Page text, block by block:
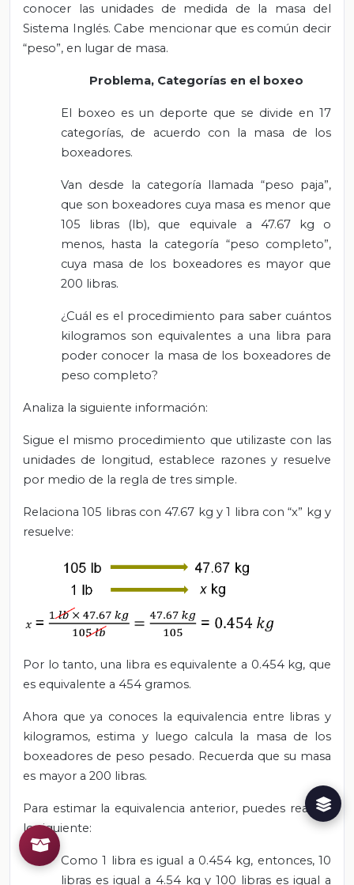
conocer las unidades de medida de la masa del
Sistema Inglés. Cabe mencionar que es común decir
“peso”, en lugar de masa.
Problema, Categorías en el boxeo
El boxeo es un deporte que se divide en 17
categorías, de acuerdo con la masa de los
boxeadores.
Van desde la categoría llamada “peso paja”,
que son boxeadores cuya masa es menor que
105 libras (lb), que equivale a 47.67 kg o
menos, hasta la categoría “peso completo”,
cuya masa de los boxeadores es mayor que
200 libras.
¿Cuál es el procedimiento para saber cuántos
kilogramos son equivalentes a una libra para
poder conocer la masa de los boxeadores de
peso completo?
Analiza la siguiente información:
Sigue el mismo procedimiento que utilizaste con las
unidades de longitud, establece razones y resuelve
por medio de la regla de tres simple.
Relaciona 105 libras con 47.67 kg y 1 libra con “x” kg y
resuelve:
Por lo tanto, una libra es equivalente a 0.454 kg, que
es equivalente a 454 gramos.
Ahora que ya conoces la equivalencia entre libras y
kilogramos, estima y luego calcula la masa de los
boxeadores de peso pesado. Recuerda que su masa
es mayor a 200 libras.
Para estimar la equivalencia anterior, puedes realizar
lo siguiente:
Como 1 libra es igual a 0.454 kg, entonces, 10
libras es igual a 4.54 kg y 100 libras es igual a